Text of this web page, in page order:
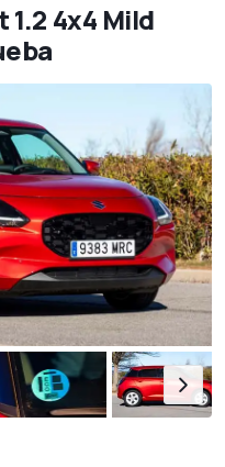
4x4 Mild